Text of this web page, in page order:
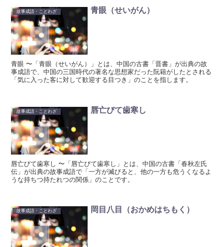
故事成語・ことわざ 青眼（せいがん）
青眼 〜「青眼（せいがん）」とは、中国の古書「晋書」が出典の故
事成語で、中国の三国時代の著名な思想家だった阮籍がしたとされる
「気に入った客に対して歓迎する目つき」のことを指します。
故事成語・ことわざ 唇亡びて歯寒し
唇亡びて歯寒し 〜「唇亡びて歯寒し」とは、中国の古書「春秋左氏
伝」が出典の故事成語で「一方が滅びると、他の一方も危うくなるよ
うな持ちつ持たれつの関係」のことです。
故事成語・ことわざ 岡目八目（おかめはちもく）